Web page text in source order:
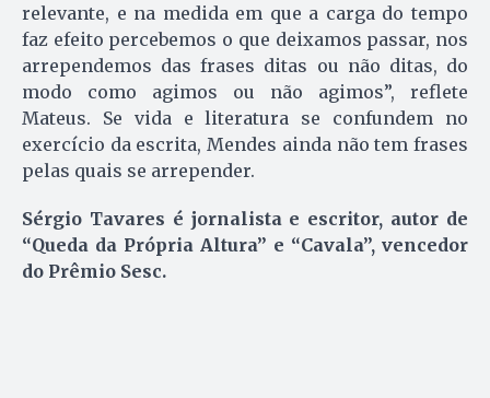
relevante, e na medida em que a carga do tempo
faz efeito percebemos o que deixamos passar, nos
arrependemos das frases ditas ou não ditas, do
modo como agimos ou não agimos”, reflete
Mateus. Se vida e literatura se confundem no
exercício da escrita, Mendes ainda não tem frases
pelas quais se arrepender.
Sérgio Tavares é jornalista e escritor, autor de
“Queda da Própria Altura” e “Cavala”, vencedor
do Prêmio Sesc.